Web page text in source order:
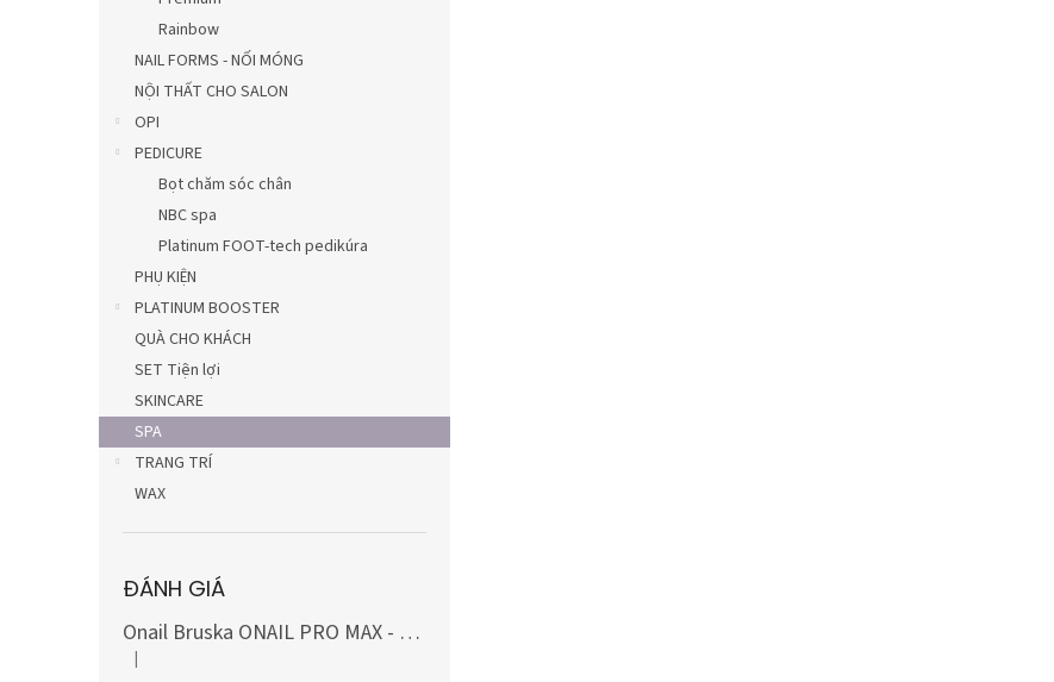
Rainbow
NAIL FORMS - NỐI MÓNG
NỘI THẤT CHO SALON
OPI
PEDICURE
Bọt chăm sóc chân
NBC spa
Platinum FOOT-tech pedikúra
PHỤ KIỆN
PLATINUM BOOSTER
QUÀ CHO KHÁCH
SET Tiện lợi
SKINCARE
SPA
TRANG TRÍ
WAX
ĐÁNH GIÁ
Onail Bruska ONAIL PRO MAX - MÀU TRẮNG, bao gồm bộ mũi khoan carbide và kim cương (10 món)
Đánh giá sản phẩm là 5 trên 5 sao.
|